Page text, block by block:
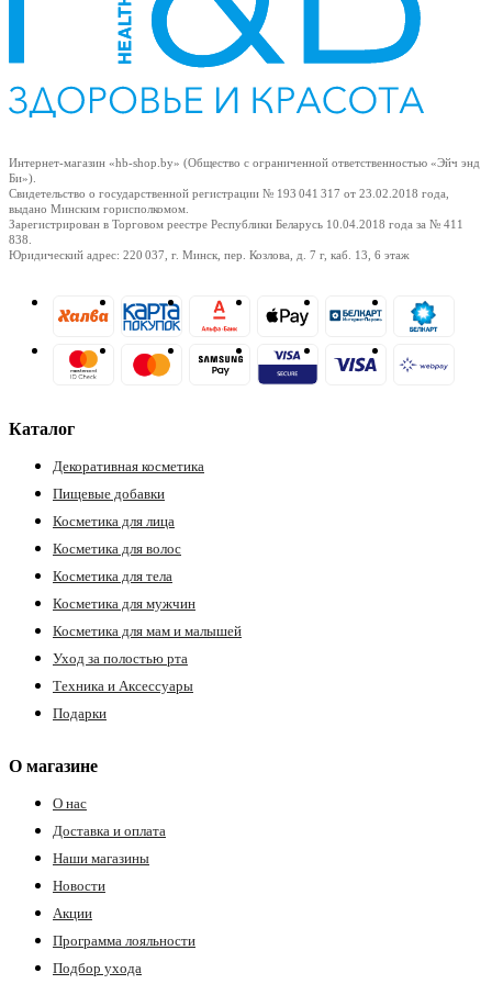
Подробнее про способы смотрите на странице "
Интернет-магазин «hb-shop.by» (Общество с ограниченной ответственностью «Эйч энд
Би»).
Свидетельство о государственной регистрации № 193 041 317 от 23.02.2018 года,
выдано Минским горисполкомом.
Зарегистрирован в Торговом реестре Республики Беларусь 10.04.2018 года за № 411
838.
Юридический адрес: 220 037, г. Минск, пер. Козлова, д. 7 г, каб. 13, 6 этаж
Каталог
Декоративная косметика
Пищевые добавки
Косметика для лица
Косметика для волос
Косметика для тела
Косметика для мужчин
Косметика для мам и малышей
Уход за полостью рта
Техника и Аксессуары
Подарки
О магазине
О нас
Доставка и оплата
Наши магазины
Новости
Акции
Программа лояльности
Подбор ухода